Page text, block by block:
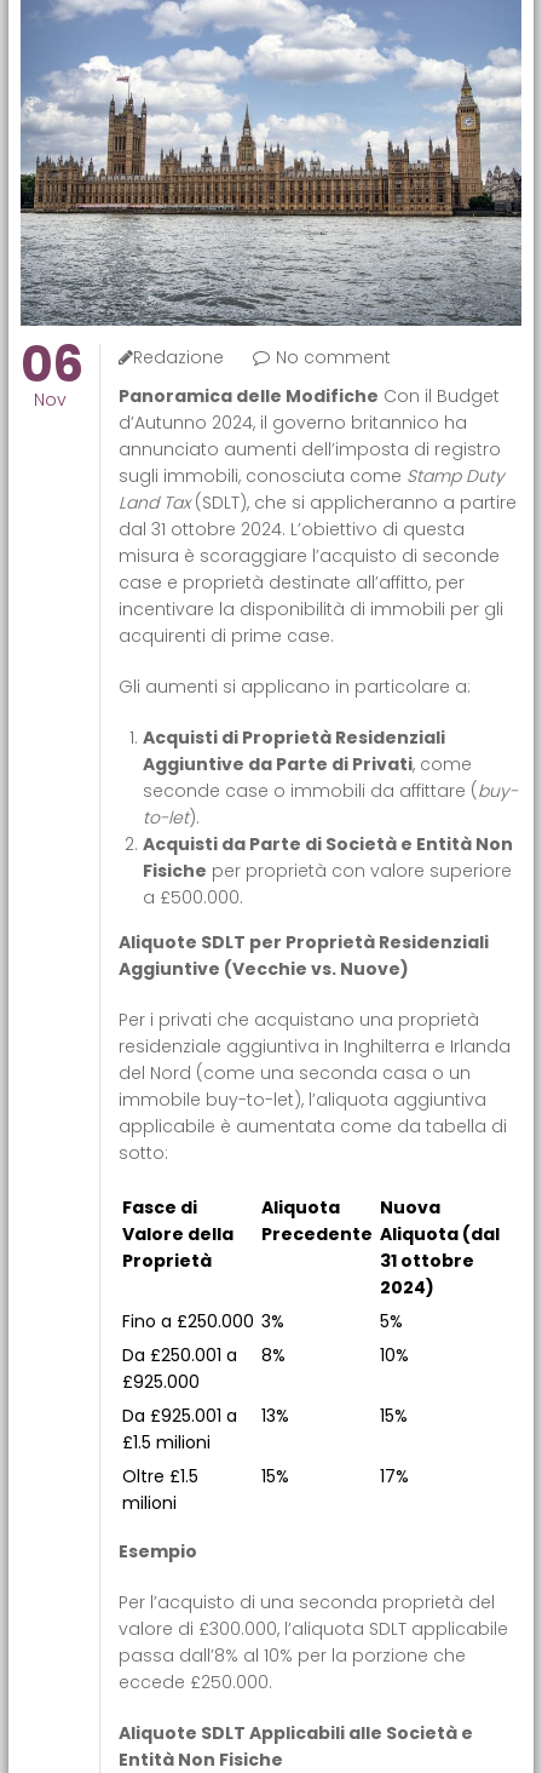
06
Nov
Redazione
No comment
Panoramica delle Modifiche Con il Budget
d’Autunno 2024, il governo britannico ha
annunciato aumenti dell’imposta di registro
sugli immobili, conosciuta come Stamp Duty
Land Tax(SDLT), che si applicheranno a partire
dal 31 ottobre 2024. L’obiettivo di questa
misura è scoraggiare l’acquisto di seconde
case e proprietà destinate all’affitto, per
incentivare la disponibilità di immobili per gli
acquirenti di prime case.
Gli aumenti si applicano in particolare a:
Acquisti di Proprietà Residenziali
Aggiuntive da Parte di Privati, come
seconde case o immobili da affittare (buy-
to-let).
Acquisti da Parte di Società e Entità Non
Fisiche per proprietà con valore superiore
a £500.000.
Aliquote SDLT per Proprietà Residenziali
Aggiuntive (Vecchie vs. Nuove)
Per i privati che acquistano una proprietà
residenziale aggiuntiva in Inghilterra e Irlanda
del Nord (come una seconda casa o un
immobile buy-to-let), l’aliquota aggiuntiva
applicabile è aumentata come da tabella di
sotto:
Fasce di
Valore della
Proprietà
Aliquota
Precedente
Nuova
Aliquota (dal
31 ottobre
2024)
Fino a £250.000 3%
5%
Da £250.001 a
£925.000
8% 10%
Da £925.001 a
£1.5 milioni
13% 15%
Oltre £1.5
milioni
15% 17%
Esempio
Per l’acquisto di una seconda proprietà del
valore di £300.000, l’aliquota SDLT applicabile
passa dall’8% al 10% per la porzione che
eccede £250.000.
Aliquote SDLT Applicabili alle Società e
Entità Non Fisiche